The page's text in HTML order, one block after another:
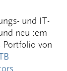
und IT-
neu :em
Portfolio von